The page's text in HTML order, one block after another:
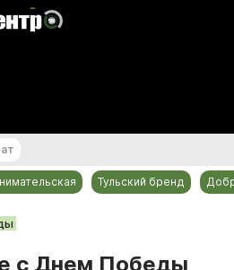
Тульский бренд
с Днем Победы